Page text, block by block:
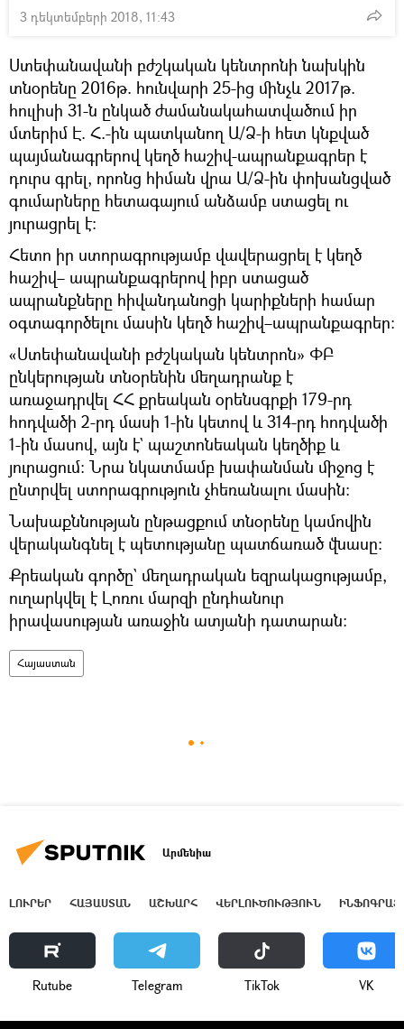
3 դեկտեմբերի 2018, 11:43
Ստեփանավանի բժշկական կենտրոնի նախկին
տնօրենը 2016թ. հունվարի 25-ից մինչև 2017թ.
հուլիսի 31-ն ընկած ժամանակահատվածում իր
մտերիմ Է. Հ.-ին պատկանող Ա/Ձ-ի հետ կնքված
պայմանագրերով կեղծ հաշիվ-ապրանքագրեր է
դուրս գրել, որոնց հիման վրա Ա/Ձ-ին փոխանցված
գումարները հետագայում անձամբ ստացել ու
յուրացրել է։
Հետո իր ստորագրությամբ վավերացրել է կեղծ
հաշիվ– ապրանքագրերով իբր ստացած
ապրանքները հիվանդանոցի կարիքների համար
օգտագործելու մասին կեղծ հաշիվ–ապրանքագրեր:
«Ստեփանավանի բժշկական կենտրոն» ՓԲ
ընկերության տնօրենին մեղադրանք է
առաջադրվել ՀՀ քրեական օրենսգրքի 179-րդ
հոդվածի 2-րդ մասի 1-ին կետով և 314-րդ հոդվածի
1-ին մասով, այն է` պաշտոնեական կեղծիք և
յուրացում։ Նրա նկատմամբ խափանման միջոց է
ընտրվել ստորագրություն չհեռանալու մասին։
Նախաքննության ընթացքում տնօրենը կամովին
վերականգնել է պետությանը պատճառած վնասը։
Քրեական գործը` մեղադրական եզրակացությամբ,
ուղարկվել է Լոռու մարզի ընդհանուր
իրավասության առաջին ատյանի դատարան:
Հայաստան
Արմենիա
ԼՈՒՐԵՐ ՀԱՅԱՍՏԱՆ ԱՇԽԱՐՀ ՎԵՐԼՈՒԾՈՒԹՅՈՒՆ
Rutube Telegram ТikТоk VK